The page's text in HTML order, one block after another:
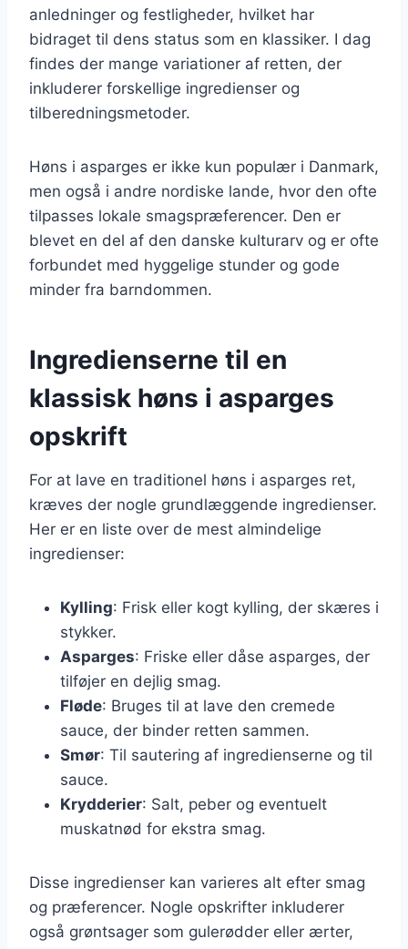
anledninger og festligheder, hvilket har
bidraget til dens status som en klassiker. I dag
findes der mange variationer af retten, der
inkluderer forskellige ingredienser og
tilberedningsmetoder.
Høns i asparges er ikke kun populær i Danmark,
men også i andre nordiske lande, hvor den ofte
tilpasses lokale smagspræferencer. Den er
blevet en del af den danske kulturarv og er ofte
forbundet med hyggelige stunder og gode
minder fra barndommen.
Ingredienserne til en
klassisk høns i asparges
opskrift
For at lave en traditionel høns i asparges ret,
kræves der nogle grundlæggende ingredienser.
Her er en liste over de mest almindelige
ingredienser:
Kylling: Frisk eller kogt kylling, der skæres i
stykker.
Asparges: Friske eller dåse asparges, der
tilføjer en dejlig smag.
Fløde: Bruges til at lave den cremede
sauce, der binder retten sammen.
Smør: Til sautering af ingredienserne og til
sauce.
Krydderier: Salt, peber og eventuelt
muskatnød for ekstra smag.
Disse ingredienser kan varieres alt efter smag
og præferencer. Nogle opskrifter inkluderer
også grøntsager som gulerødder eller ærter,